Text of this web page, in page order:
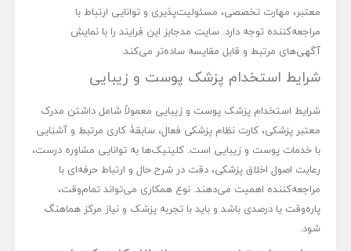
معتبر، مهارت تخصصی، مسئولیت‌پذیری و توانایی ارتباط با
مراجعه‌کننده توجه دارد. سایت مدجابز این فرایند را با نمایش
آگهی‌های مرتبط و قابل مقایسه ساده‌تر می‌کند.
شرایط استخدام پزشک پوست و زیبایی
شرایط استخدام پزشک پوست و زیبایی معمولاً شامل داشتن مدرک
معتبر پزشکی، کارت نظام پزشکی فعال، سابقۀ کاری مرتبط و آشنایی
با خدمات پوست و زیبایی است. کلینیک‌ها به توانایی مشاوره درست،
رعایت اصول اخلاق پزشکی، دقت در شرح حال و ارتباط حرفه‌ای با
مراجعه‌کننده اهمیت می‌دهند. نوع همکاری می‌تواند تمام‌وقت،
پاره‌وقت یا درصدی باشد و باید با تجربه پزشک و نیاز مرکز هماهنگ
شود.